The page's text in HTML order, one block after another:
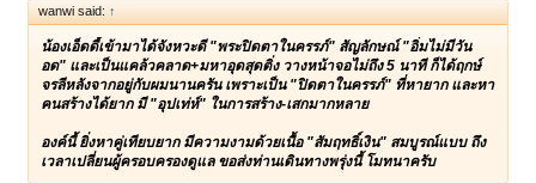
wanwi said: ↑
น้องเอ็ดดี้เข้ามาได้จังหวะดี "พระปิดตาในครรภ์" สัญลักษณ์ "อิ่มไม่มีวัน
อด" และเป็นแคล้วคลาด+มหาอุดสุดติ่ง วางหน้าจอไม่ถึง 5 นาที ก็ได้ฤกษ์
จรลีหลังจากอยู่กับผมนานครัน เพราะเป็น "ปิดตาในครรภ์" ที่หายาก และหา
คนสร้างได้ยาก มี "อุปเท่ห์" ในการสร้าง-เสกมากหลาย
องค์นี้ ยิ่งหาคู่เทียบยาก มีความงามด้วยเนื้อ "สัมฤทธิ์เงิน" สมบูรณ์แบบ ถึง
เวลาเปลี่ยนผู้ครอบครองดูแล ขอส่งท่านเดินทางพรุ่งนี้ โมทนาครับ